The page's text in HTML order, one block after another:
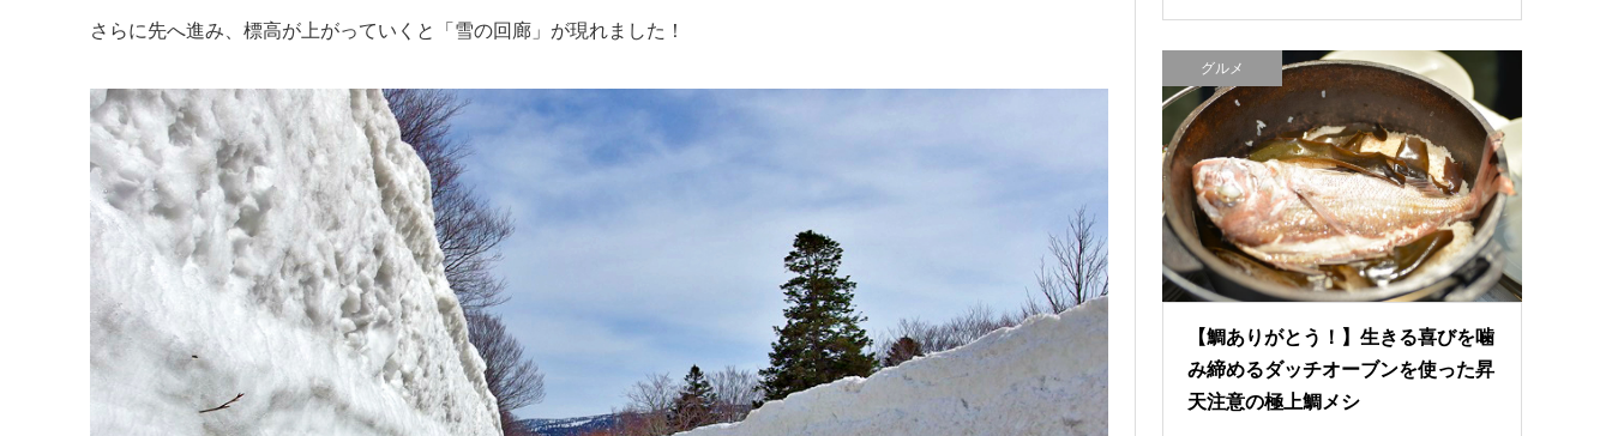
さらに先へ進み、標高が上がっていくと「雪の回廊」が現れました！
グルメ
【鯛ありがとう！】生きる喜びを噛
み締めるダッチオーブンを使った昇
天注意の極上鯛メシ